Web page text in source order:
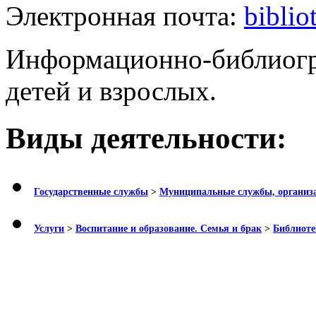
Электронная почта:
Информационно-
детей и взрослых.
Виды деятельности:
Государственные службы > Муниципальные службы,
Услуги > Воспитание и образование. Семья и брак >